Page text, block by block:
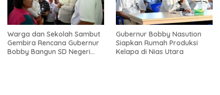
Warga dan Sekolah Sambut
Gembira Rencana Gubernur
Bobby Bangun SD Negeri
Gubernur Bobby Nasution
Siapkan Rumah Produksi
Kelapa di Nias Utara